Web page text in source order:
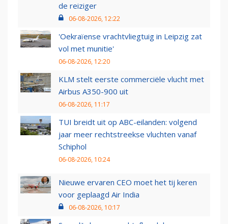
de reiziger
06-08-2026, 12:22
'Oekraïense vrachtvliegtuig in Leipzig zat
vol met munitie'
06-08-2026, 12:20
KLM stelt eerste commerciële vlucht met
Airbus A350-900 uit
06-08-2026, 11:17
TUI breidt uit op ABC-eilanden: volgend
jaar meer rechtstreekse vluchten vanaf
Schiphol
06-08-2026, 10:24
Nieuwe ervaren CEO moet het tij keren
voor geplaagd Air India
06-08-2026, 10:17